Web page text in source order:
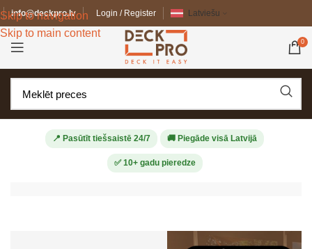
Skip to navigation
Skip to main content
info@deckpro.lv Login / Register Latviešu
0
📍 Pasūtīt tiešsaistē 24/7 🚚 Piegāde visā Latvijā
✅ 10+ gadu pieredze